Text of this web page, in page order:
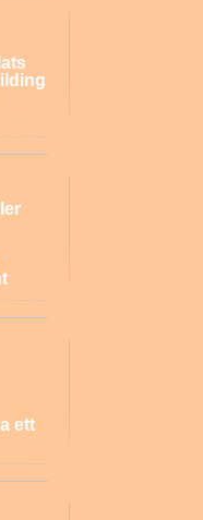
ett